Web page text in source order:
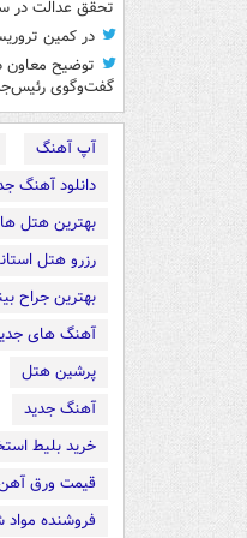
تحقق عدالت در
در کمین
توضیح معاون
گفت‌وگوی
آپ آهنگ
دانلود آهنگ
بهترین هتل
رزرو هتل
بهترین جراح
آهنگ های
پرشین هتل
آهنگ جدید
خرید بلیط
قیمت ورق
فروشنده مواد